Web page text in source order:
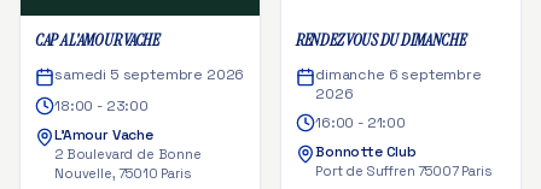
CAP A L'AMOUR VACHE
samedi 5 septembre 2026
18:00 - 23:00
L'Amour Vache
2 Boulevard de Bonne
Nouvelle, 75010 Paris
RENDEZ VOUS DU DIMANCHE
dimanche 6 septembre
2026
16:00 - 21:00
Bonnotte Club
Port de Suffren 75007 Paris